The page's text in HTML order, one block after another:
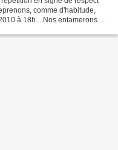
comme d'habitude,
à 18h... Nos entamerons un